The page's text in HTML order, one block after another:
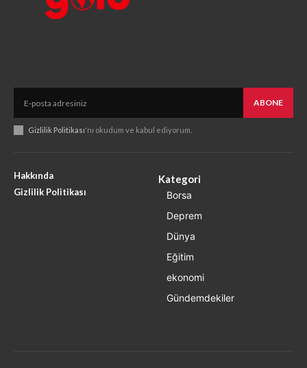
ABONE
Gizlilik Politikası'nı okudum ve kabul ediyorum.
Hakkında
Gizlilik Politikası
Kategori
Borsa
Deprem
Dünya
Eğitim
ekonomi
Gündemdekiler